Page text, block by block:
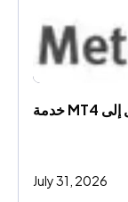
July 31, 2026